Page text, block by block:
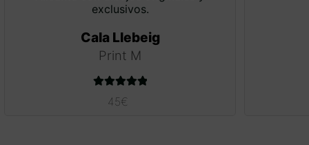
Cala Llebeig
Print M
Valorado con
45€